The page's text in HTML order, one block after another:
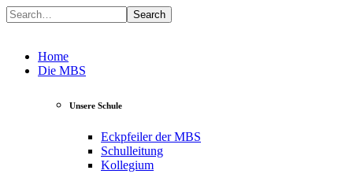
Search
Home
Die MBS
Unsere Schule
Eckpfeiler der MBS
Schulleitung
Kollegium